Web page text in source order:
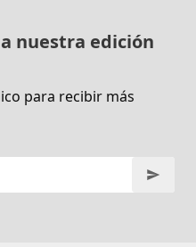
nuestra edición
para recibir más